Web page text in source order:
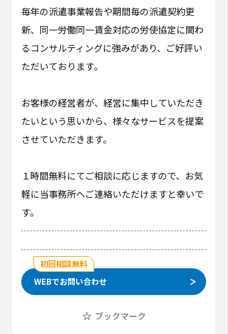
毎年の派遣事業報告や期間毎の派遣契約更
新、同一労働同一賃金対応の労使協定に関わ
るコンサルティングに強みがあり、ご好評い
ただいております。
お客様の経営者が、経営に集中していただき
たいという思いから、様々なサービスを提案
させていただきます。
１時間無料にてご相談に応じますので、お気
軽に当事務所へご連絡いただけますと幸いで
す。
初回相談無料
WEBでお問い合わせ
ブックマーク